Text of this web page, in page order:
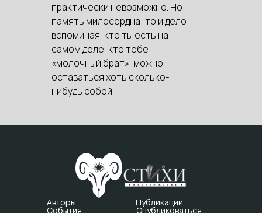
практически невозможно. Но
память милосердна: то и дело
вспоминая, кто ты есть на
самом деле, кто тебе
«молочный брат», можно
оставаться хоть сколько-
нибудь собой.
Авторы Публикации
События Опубликоваться